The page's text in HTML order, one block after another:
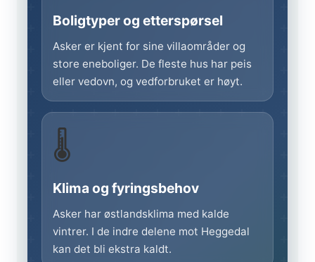
Boligtyper og etterspørsel
Asker er kjent for sine villaområder og
store eneboliger. De fleste hus har peis
eller vedovn, og vedforbruket er høyt.
🌡️
Klima og fyringsbehov
Asker har østlandsklima med kalde
vintrer. I de indre delene mot Heggedal
kan det bli ekstra kaldt.